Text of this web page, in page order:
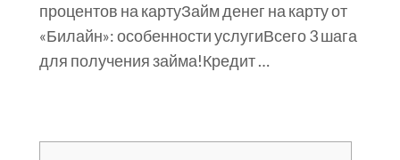
процентов на картуЗайм денег на карту от
«Билайн»: особенности услугиВсего 3 шага
для получения займа!Кредит …